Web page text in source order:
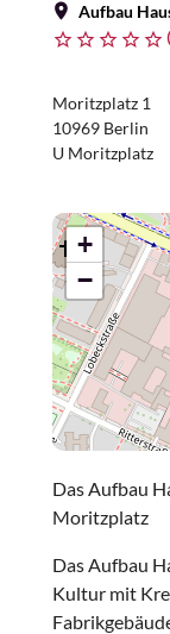
Aufbau
Moritzplatz 1
10969 Berlin
U Moritzplatz
+
−
Das Aufbau
Moritzplatz
Das Aufbau
Kultur mit